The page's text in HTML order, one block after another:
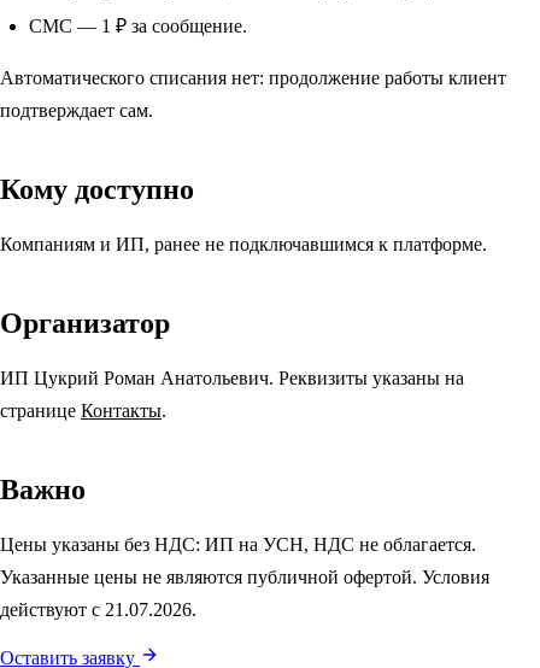
СМС — 1 ₽ за сообщение.
Автоматического списания нет: продолжение работы клиент
подтверждает сам.
Кому доступно
Компаниям и ИП, ранее не подключавшимся к платформе.
Организатор
ИП Цукрий Роман Анатольевич. Реквизиты указаны на
странице Контакты.
Важно
Цены указаны без НДС: ИП на УСН, НДС не облагается.
Указанные цены не являются публичной офертой. Условия
действуют с 21.07.2026.
Оставить заявку